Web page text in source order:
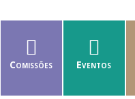
Comissões Eventos